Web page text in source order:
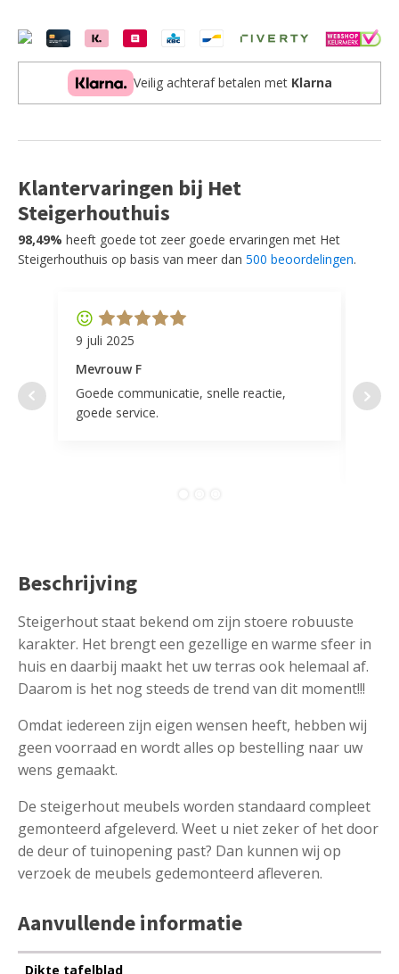
Veilig achteraf betalen met Klarna
Klantervaringen bij Het
Steigerhouthuis
98,49% heeft goede tot zeer goede ervaringen met Het
Steigerhouthuis op basis van meer dan 500 beoordelingen.
9 juli 2025
Mevrouw F
Goede communicatie, snelle reactie,
goede service.
door
Beschrijving
Steigerhout staat bekend om zijn stoere robuuste
karakter. Het brengt een gezellige en warme sfeer in
huis en daarbij maakt het uw terras ook helemaal af.
Daarom is het nog steeds de trend van dit moment!!!
Omdat iedereen zijn eigen wensen heeft, hebben wij
geen voorraad en wordt alles op bestelling naar uw
wens gemaakt.
De steigerhout meubels worden standaard compleet
gemonteerd afgeleverd. Weet u niet zeker of het door
de deur of tuinopening past? Dan kunnen wij op
verzoek de meubels gedemonteerd afleveren.
Aanvullende informatie
Dikte tafelblad